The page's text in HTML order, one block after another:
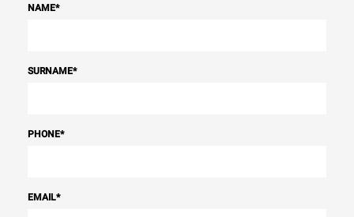
NAME*
SURNAME*
PHONE*
EMAIL*